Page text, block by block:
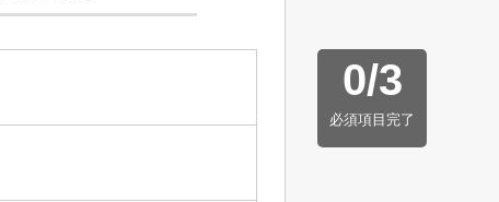
0/3
必須項目完了